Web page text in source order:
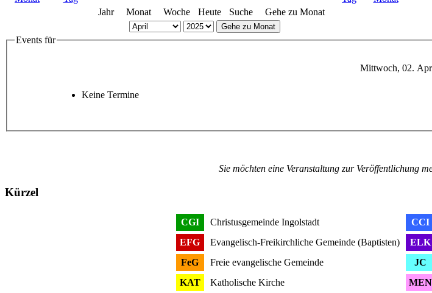
Jahr Monat Woche Heute Suche Gehe zu Monat
Gehe zu Monat
Events für
Mittwoch, 02.
Keine Termine
Sie möchten eine Veranstaltung zur Veröffentlichung
Kürzel
CGI Christusgemeinde Ingolstadt CCI
EFG
Evangelisch-Freikirchliche Gemeinde (Baptisten) ELK
FeG
Freie evangelische Gemeinde JC
KAT
Katholische Kirche MEN